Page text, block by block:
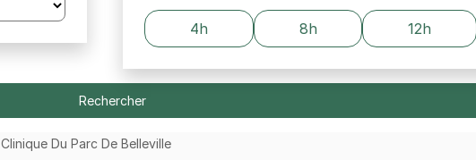
4h 8h 12h
Rechercher
Clinique Du Parc De Belleville